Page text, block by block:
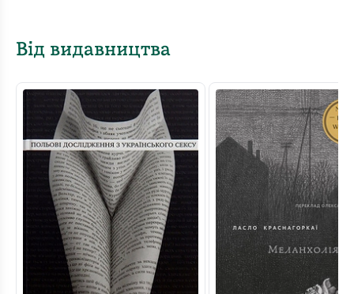
Від видавництва